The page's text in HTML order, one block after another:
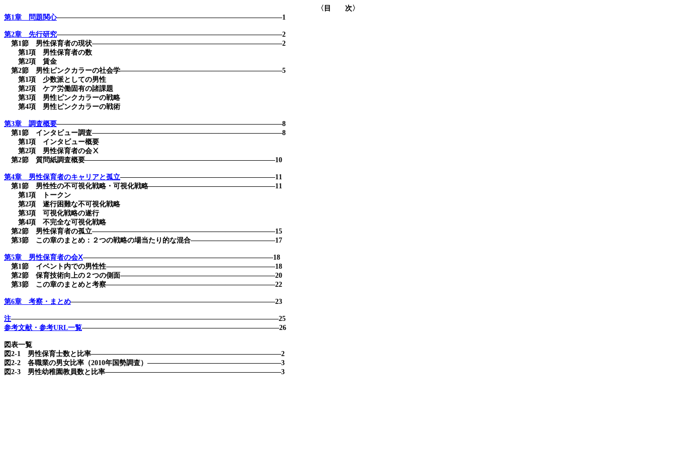
〈目 次〉
第1章 問題関心――――――――――――――――――――――――――――――――1
第2章 先行研究――――――――――――――――――――――――――――――――2
第1節 男性保育者の現状―――――――――――――――――――――――――――2
第1項 男性保育者の数
第2項 賃金
第2節 男性ピンクカラーの社会学―――――――――――――――――――――――5
第1項 少数派としての男性
第2項 ケア労働固有の諸課題
第3項 男性ピンクカラーの戦略
第4項 男性ピンクカラーの戦術
第3章 調査概要――――――――――――――――――――――――――――――――8
第1節 インタビュー調査―――――――――――――――――――――――――――8
第1項 インタビュー概要
第2項 男性保育者の会Ⅹ
第2節 質問紙調査概要―――――――――――――――――――――――――――10
第4章 男性保育者のキャリアと孤立――――――――――――――――――――――11
第1節 男性性の不可視化戦略・可視化戦略――――――――――――――――――11
第1項 トークン
第2項 遂行困難な不可視化戦略
第3項 可視化戦略の遂行
第4項 不完全な可視化戦略
第2節 男性保育者の孤立――――――――――――――――――――――――――15
第3節 この章のまとめ：２つの戦略の場当たり的な混合――――――――――――17
第5章 男性保育者の会Ⅹ―――――――――――――――――――――――――――18
第1節 イベント内での男性性――――――――――――――――――――――――18
第2節 保育技術向上の２つの側面――――――――――――――――――――――20
第3節 この章のまとめと考察――――――――――――――――――――――――22
第6章 考察・まとめ―――――――――――――――――――――――――――――23
注――――――――――――――――――――――――――――――――――――――25
参考文献・参考URL一覧――――――――――――――――――――――――――――26
図表一覧
図2-1 男性保育士数と比率―――――――――――――――――――――――――――2
図2-2 各職業の男女比率（2010年国勢調査）―――――――――――――――――――3
図2-3 男性幼稚園教員数と比率―――――――――――――――――――――――――3